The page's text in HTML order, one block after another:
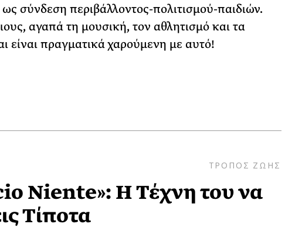
ως σύνδεση περιβάλλοντος-πολιτισμού-παιδιών.
αγαπά τη μουσική, τον αθλητισμό και τα
είναι πραγματικά χαρούμενη με αυτό!
ΤΡΟΠΟΣ ΖΩΗΣ
Niente»: Η Τέχνη του να
Τίποτα